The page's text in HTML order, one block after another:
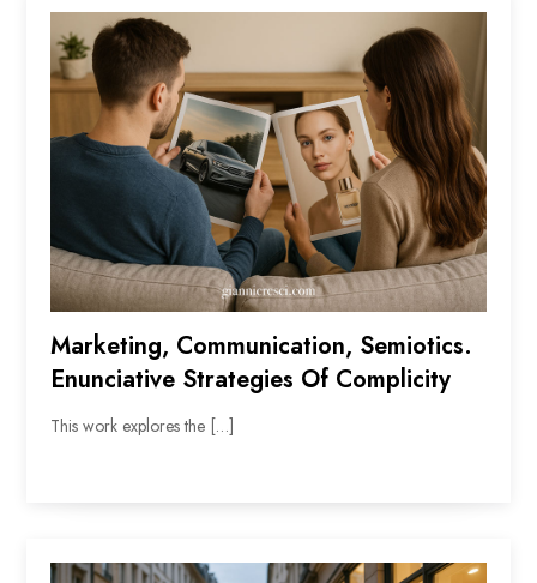
Marketing, Communication, Semiotics.
Enunciative Strategies Of Complicity
This work explores the […]